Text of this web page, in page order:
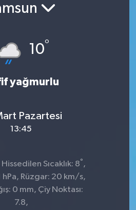
10°
yağmurlu
Pazartesi
13:45
Sıcaklık: 8° ,
hPa, Rüzgar: 20 km/s,
0 mm, Çiy Noktası:
7.8,